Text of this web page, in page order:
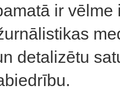
ir
detalizētu